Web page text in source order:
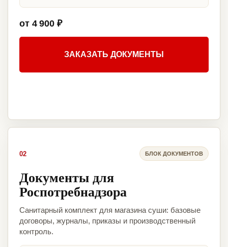
от 4 900 ₽
ЗАКАЗАТЬ ДОКУМЕНТЫ
02 БЛОК ДОКУМЕНТОВ
Документы для
Роспотребнадзора
Санитарный комплект для магазина суши: базовые
договоры, журналы, приказы и производственный
контроль.